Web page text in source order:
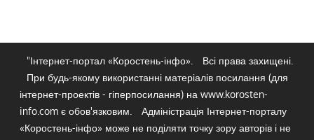
"Інтернет-портал «Коростень-інфо».
Всі права захищені.
При будь-якому використанні матеріалів посилання (для
інтернет-проектів - гіперпосилання) на www.korosten-
info.com є обов'язковим.
Адміністрація Інтернет-порталу
«Коростень-інфо» може не поділяти точку зору авторів і не